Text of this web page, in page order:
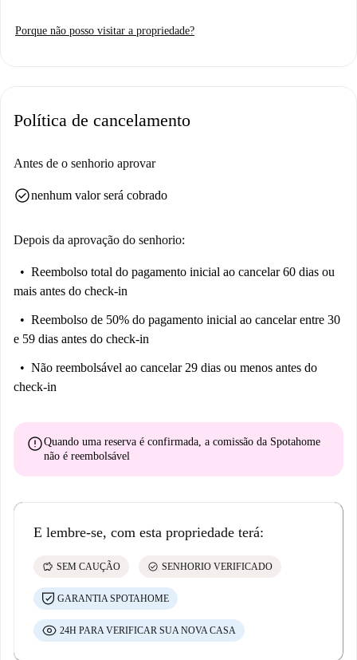
Porque não posso visitar a propriedade?
Política de cancelamento
Antes de o senhorio aprovar
check_circlenenhum valor será cobrado
Depois da aprovação do senhorio:
Reembolso total do pagamento inicial ao cancelar 60 dias ou
mais antes do check-in
Reembolso de 50% do pagamento inicial ao cancelar entre 30
e 59 dias antes do check-in
Não reembolsável ao cancelar 29 dias ou menos antes do
check-in
errorQuando uma reserva é confirmada, a comissão da Spotahome
não é reembolsável
E lembre-se, com esta propriedade terá:
savings SEM CAUÇÃO check_circle SENHORIO VERIFICADO
GARANTIA SPOTAHOME
24H PARA VERIFICAR SUA NOVA CASA